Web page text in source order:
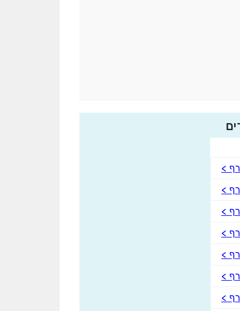
>
>
>
>
>
>
>